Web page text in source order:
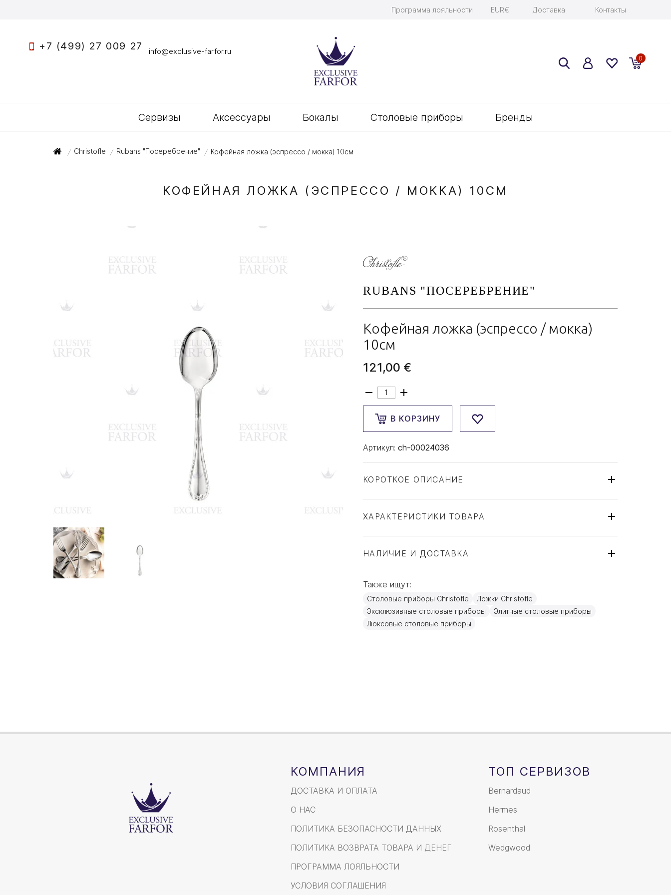
Программа лояльности EUR€ Доставка Контакты
+7 (499) 27 009 27 info@exclusive-farfor.ru
0
Сервизы Аксессуары Бокалы Столовые приборы Бренды
/ Christofle / Rubans "Посеребрение" / Кофейная ложка (эспрессо / мокка) 10см
КОФЕЙНАЯ ЛОЖКА (ЭСПРЕССО / МОККА) 10СМ
RUBANS "ПОСЕРЕБРЕНИЕ"
Кофейная ложка (эспрессо / мокка)
10см
121,00 €
В КОРЗИНУ
Артикул: ch-00024036
КОРОТКОЕ ОПИСАНИЕ
ХАРАКТЕРИСТИКИ ТОВАРА
Коллекция
Rubans
Материал
Объем / Размер
10см
НАЛИЧИЕ И ДОСТАВКА
Также ищут:
Столовые приборы Christofle
Ложки Christofle
Эксклюзивные столовые приборы
Элитные столовые приборы
Люксовые столовые приборы
КОМПАНИЯ
ДОСТАВКА И ОПЛАТА
О НАС
ПОЛИТИКА БЕЗОПАСНОСТИ ДАННЫХ
ПОЛИТИКА ВОЗВРАТА ТОВАРА И ДЕНЕГ
ПРОГРАММА ЛОЯЛЬНОСТИ
УСЛОВИЯ СОГЛАШЕНИЯ
ТОП СЕРВИЗОВ
Bernardaud
Hermes
Rosenthal
Wedgwood